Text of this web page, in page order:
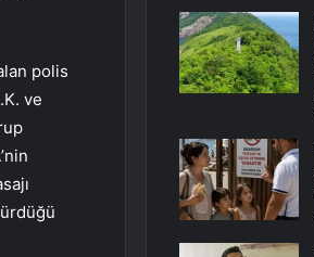
polis
ve